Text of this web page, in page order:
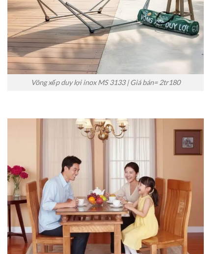
Võng xếp duy lợi inox MS 3133 | Giá bán= 2tr180